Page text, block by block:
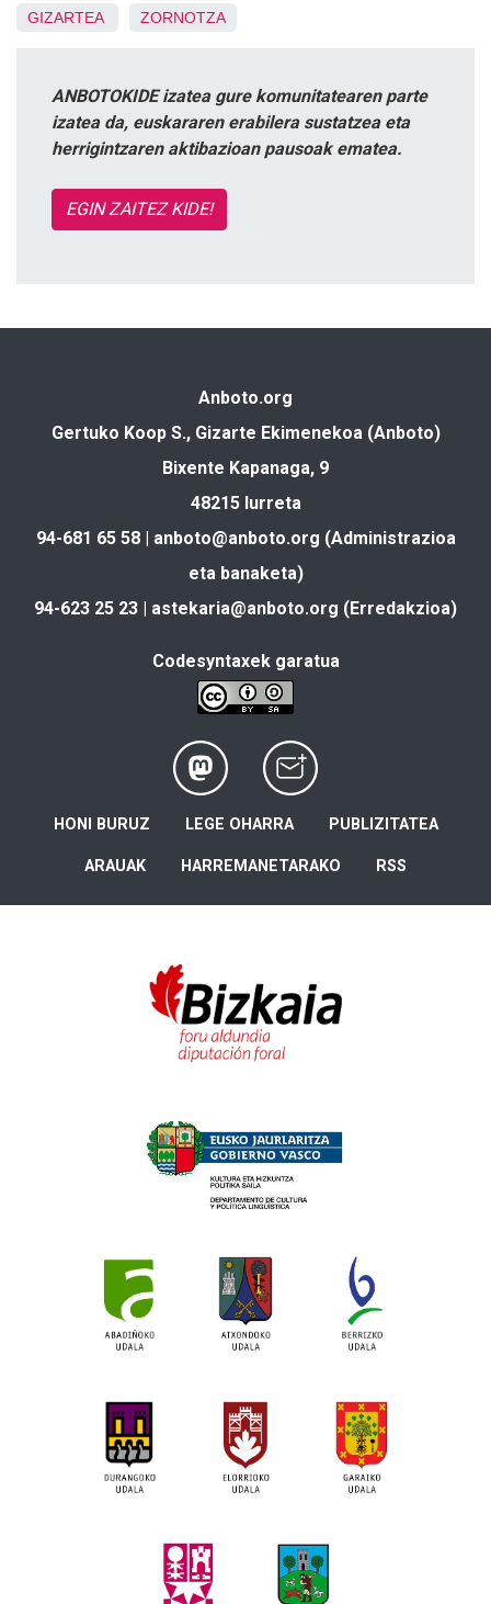
GIZARTEA ZORNOTZA
ANBOTOKIDE izatea gure komunitatearen parte
izatea da, euskararen erabilera sustatzea eta
herrigintzaren aktibazioan pausoak ematea.
EGIN ZAITEZ KIDE!
Anboto.org
Gertuko Koop S., Gizarte Ekimenekoa (Anboto)
Bixente Kapanaga, 9
48215 Iurreta
94-681 65 58 | anboto@anboto.org (Administrazioa
eta banaketa)
94-623 25 23 | astekaria@anboto.org (Erredakzioa)
Codesyntaxek garatua
HONI BURUZ LEGE OHARRA PUBLIZITATEA
ARAUAK HARREMANETARAKO RSS